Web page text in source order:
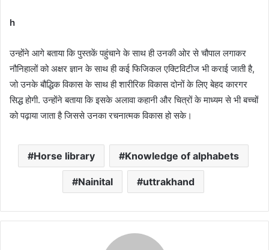
h
उन्होंने आगे बताया कि पुस्तकें पहुंचाने के साथ ही उनकी ओर से चौपाल लगाकर
नौनिहालों को अक्षर ज्ञान के साथ ही कई फिजिकल एक्टिविटीज भी कराई जाती है,
जो उनके बौद्धिक विकास के साथ ही शारीरिक विकास दोनों के लिए बेहद कारगर
सिद्ध होगी. उन्होंने बताया कि इसके अलावा कहानी और चित्रों के माध्यम से भी बच्चों
को पढ़ाया जाता है जिससे उनका रचनात्मक विकास हो सके।
Horse library Knowledge of alphabets
Nainital uttrakhand